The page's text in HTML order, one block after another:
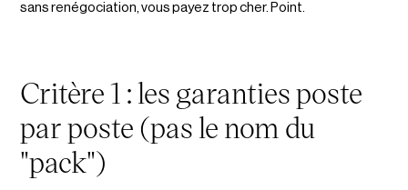
sans renégociation, vous payez trop cher. Point.
Critère 1 : les garanties poste
par poste (pas le nom du
"pack")